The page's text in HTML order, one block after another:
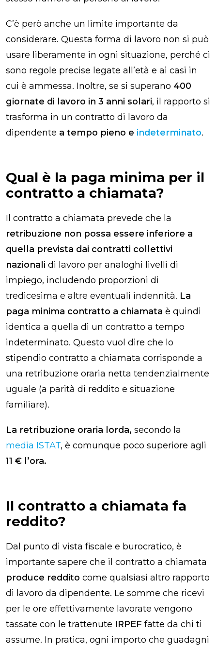
C’è però anche un limite importante da
considerare. Questa forma di lavoro non si può
usare liberamente in ogni situazione, perché ci
sono regole precise legate all’età e ai casi in
cui è ammessa. Inoltre, se si superano 400
giornate di lavoro in 3 anni solari, il rapporto si
trasforma in un contratto di lavoro da
dipendente a tempo pieno e indeterminato.
Qual è la paga minima per il
contratto a chiamata?
Il contratto a chiamata prevede che la
retribuzione non possa essere inferiore a
quella prevista dai contratti collettivi
nazionali di lavoro per analoghi livelli di
impiego, includendo proporzioni di
tredicesima e altre eventuali indennità. La
paga minima contratto a chiamata è quindi
identica a quella di un contratto a tempo
indeterminato. Questo vuol dire che lo
stipendio contratto a chiamata corrisponde a
una retribuzione oraria netta tendenzialmente
uguale (a parità di reddito e situazione
familiare).
La retribuzione oraria lorda, secondo la
media ISTAT, è comunque poco superiore agli
11 € l’ora.
Il contratto a chiamata fa
reddito?
Dal punto di vista fiscale e burocratico, è
importante sapere che il contratto a chiamata
produce reddito come qualsiasi altro rapporto
di lavoro da dipendente. Le somme che ricevi
per le ore effettivamente lavorate vengono
tassate con le trattenute IRPEF fatte da chi ti
assume. In pratica, ogni importo che guadagni